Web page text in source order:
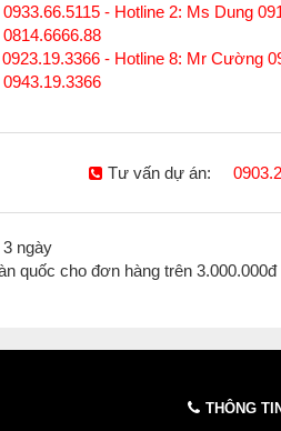
- Hotline 2: Ms Dung
- Hotline 8: Mr Cường
Tư vấn dự án:
ngày
quốc cho đơn hàng trên 3.000.000đ
THÔNG